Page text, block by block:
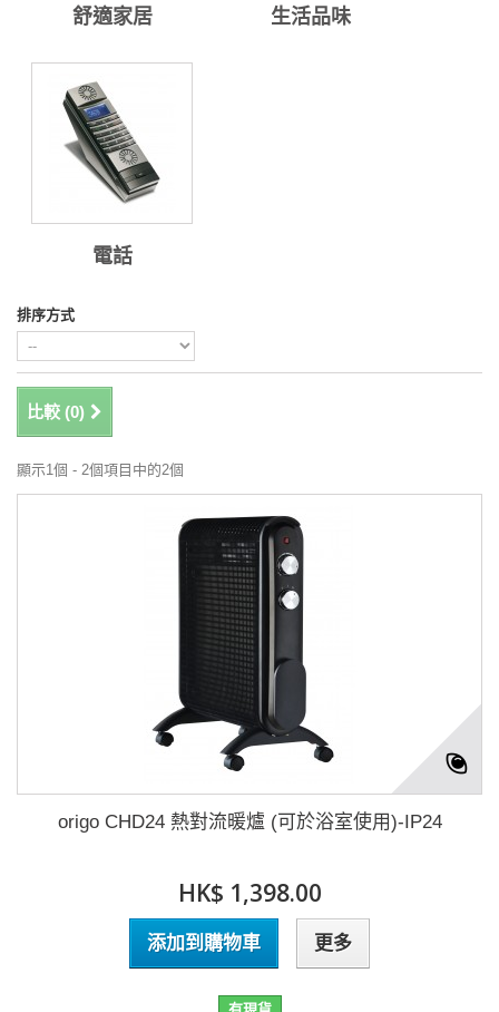
舒適家居 生活品味
電話
排序方式
比較 (0)
顯示1個 - 2個項目中的2個
origo CHD24 熱對流暖爐 (可於浴室使用)-IP24
HK$ 1,398.00
添加到購物車 更多